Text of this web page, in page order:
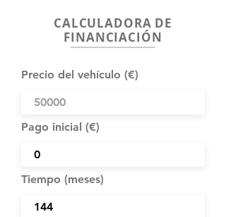
CALCULADORA DE
FINANCIACIÓN
Precio del vehículo (€)
Pago inicial (€)
Tiempo (meses)